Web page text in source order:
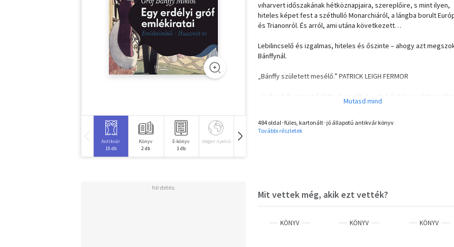
Antikvár
10 db
Könyv
2 db
E-könyv
1 db
Idegen nyelvű Hangoskönyv
viharvert időszakának hétköznapjaira, szereplőire, s mint ilyen,
hiteles képet fest a széthulló Monarchiáról, a lángba borult
és Trianonról. És arról, ami utána következett…
Lebilincselő és izgalmas, hiteles és őszinte – ahogy azt
Bánffynál.
„Bánffy született mesélő.” PATRICK LEIGH FERMOR
„Hollandiában tengődött pénz nélkül… de képtelen volt hazatérni
kommunista Magyarországra.” PATRICK THURSFIELD
484 oldal･füles, kartonált･jó állapotú antikvár könyv
További részletek
Mit vettek még, akik ezt vették?
KÖNYV KÖNYV KÖNYV